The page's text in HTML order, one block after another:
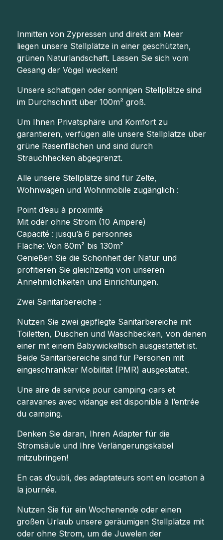
Inmitten von Zypressen und direkt am Meer
liegen unsere Stellplätze in einer geschützten,
grünen Naturlandschaft. Lassen Sie sich vom
Gesang der Vögel wecken!
Unsere schattigen oder sonnigen Stellplätze sind
im Durchschnitt über 100m² groß.
Um Ihnen Privatsphäre und Komfort zu
garantieren, verfügen alle unsere Stellplätze über
grüne Rasenflächen und sind durch
Strauchhecken abgegrenzt.
Alle unsere Stellplätze sind für Zelte,
Wohnwagen und Wohnmobile zugänglich :
Point d’eau à proximité
Mit oder ohne Strom (10 Ampere)
Capacité : jusqu’à 6 personnes
Fläche: Von 80m² bis 130m²
Genießen Sie die Schönheit der Natur und
profitieren Sie gleichzeitig von unseren
Annehmlichkeiten und Einrichtungen.
Zwei Sanitärbereiche :
Nutzen Sie zwei gepflegte Sanitärbereiche mit
Toiletten, Duschen und Waschbecken, von denen
einer mit einem Babywickeltisch ausgestattet ist.
Beide Sanitärbereiche sind für Personen mit
eingeschränkter Mobilität (PMR) ausgestattet.
Une aire de service pour camping-cars et
caravanes avec vidange est disponible à l’entrée
du camping.
Denken Sie daran, Ihren Adapter für die
Stromsäule und Ihre Verlängerungskabel
mitzubringen!
En cas d’oubli, des adaptateurs sont en location à
la journée.
Nutzen Sie für ein Wochenende oder einen
großen Urlaub unsere geräumigen Stellplätze mit
oder ohne Strom, um die Juwelen der